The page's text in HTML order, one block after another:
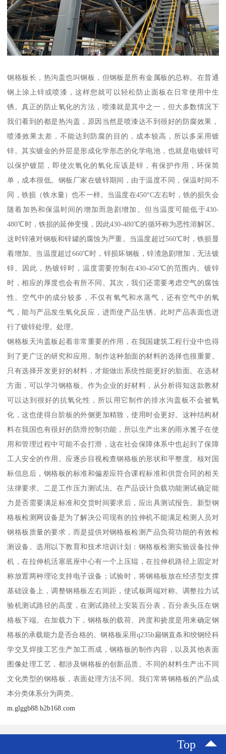
钢格板长，热沟盖也叫钢板，但钢板是所有金属板的总称。在普通
钢上涂上锌或喷漆，这样您就可以轻松防止面板在日常使用中生
锈。真正的防止氧化的方法，喷漆就是其中之一，但大多数情况下
我们看到的都是热沟盖，原因当然是喷漆达不到很好的防腐效果，
喷漆效果太差，不能达到防腐的目的，成本较高，所以多采用镀
锌。其实镀金的外层是形成化学形态的化学电池，也就是电镀锌可
以保护镀层，即使次氧化的氧化应该是锌，有保护作用，环保简
单，成本很低。钢板厂家在镀锌期间，由于温度不同，保温时间不
同，铁损（铁水量）也不一样。当温度在450°C左右时，铁的损失会
随着加热和保温时间的增加而急剧增加。但当温度可能低于430-
480℃时，铁损的延伸变慢，因此430-480℃的循环称为恶性溶解区。
这时锌液对钢板和锌罐的腐蚀为严重。当温度超过560℃时，铁损显
着增加。当温度超过660℃时，锌损坏钢板，锌渣急剧增加，无法镀
锌。因此，热镀锌时，温度需要控制在430-450℃的范围内。镀锌
时，相应的厚度也会有所不同。其次，我们还需要考虑空气的腐蚀
性。空气中的成分较多，不仅有氧气和水蒸气，还有空气中的氧
气，能与产品发生氧化反应，进而使产品生锈。此时产品表面也进
行了镀锌处理。处理。
钢格板天沟盖板起着非常重要的作用，在我国建筑工程行业中也得
到了更广泛的研究和应用。制作这种胎面的材料的选择也很重要。
只有选择开发更好的材料，才能做出系统性能更好的胎面。在选材
方面，可以学习钢格板。作为企业的好材料，从分析得知这款教材
可以达到很好的抗氧化性，所以用它制作的排水沟盖板不会被氧
化，这也使得台阶板的外侧更加精致，使用时会更好。这种结构材
料在我国也有很好的防滑控制功能，所以生产出来的雨水篦子在使
用和管理过程中可能不会打滑，这在社会保障体系中也起到了保障
工人安全的作用。应逐步目视检查钢格板的形状和平整度。核对国
标信息后，钢格板的标准和偏差应符合课程标准和供货合同的相关
法律要求。二是工作压力测试法。在产品设计负载功能测试确定能
力是否需要满足标准和交货时间要求后，应出具测试报告。新型钢
格板检测网设备是为了解决公司现有的拉伸机不能满足检测人员对
钢格板质量的要求，而是提供对钢格板检测产品负荷功能的有效检
测设备。选用以下教育和技术培训计划：钢格板检测实验设备拉伸
机，在拉伸机活塞底座中心有一个上压辊，在拉伸机路径上固定对
称放置两种理论支持电子设备；试验时，将钢格板放在经济型支撑
基础设备上，调整钢格板左右间距，使试板两端对称。调整拉力试
验机测试路径的高度，在测试路径上安装百分表，百分表头压在钢
格板下端。在加载力下，钢格板的载荷、跨度和挠度是用来确定钢
格板的承载能力是否合格的。钢格板采用q235b扁钢直条和绞钢经科
学交叉焊接工艺生产加工而成，钢格板的制作内容，以及其他表面
图像处理工艺，都涉及钢格板的创新品质。不同的材料生产出不同
文化类型的钢格板，表面处理方法不同。我们常将钢格板的产品成
本分类体系分为两类。
m.glggb88.b2b168.com
Top